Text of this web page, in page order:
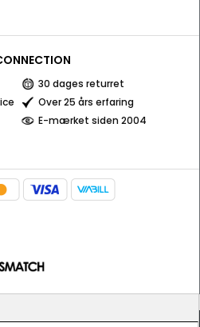
30 dages returret
Over 25 års erfaring
E-mærket siden 2004